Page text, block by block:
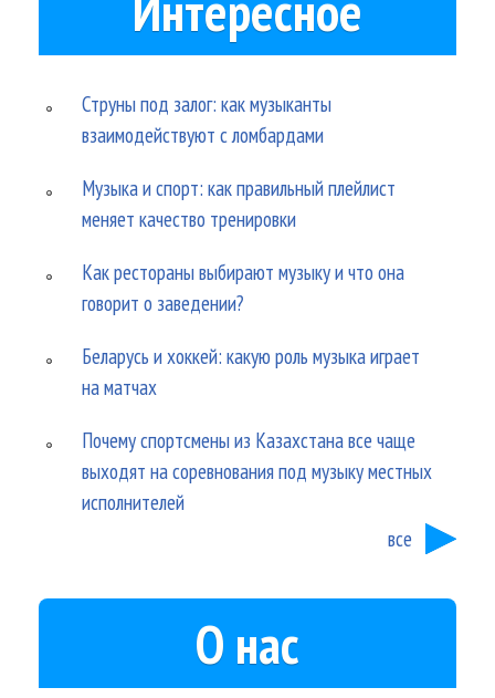
Струны под залог: как музыканты
взаимодействуют с ломбардами
Музыка и спорт: как правильный плейлист
меняет качество тренировки
Как рестораны выбирают музыку и что она
говорит о заведении?
Беларусь и хоккей: какую роль музыка играет
на матчах
Почему спортсмены из Казахстана все чаще
выходят на соревнования под музыку местных
исполнителей
все
О нас